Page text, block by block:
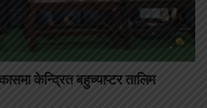
केन्द्रित बहुच्याप्टर तालिम